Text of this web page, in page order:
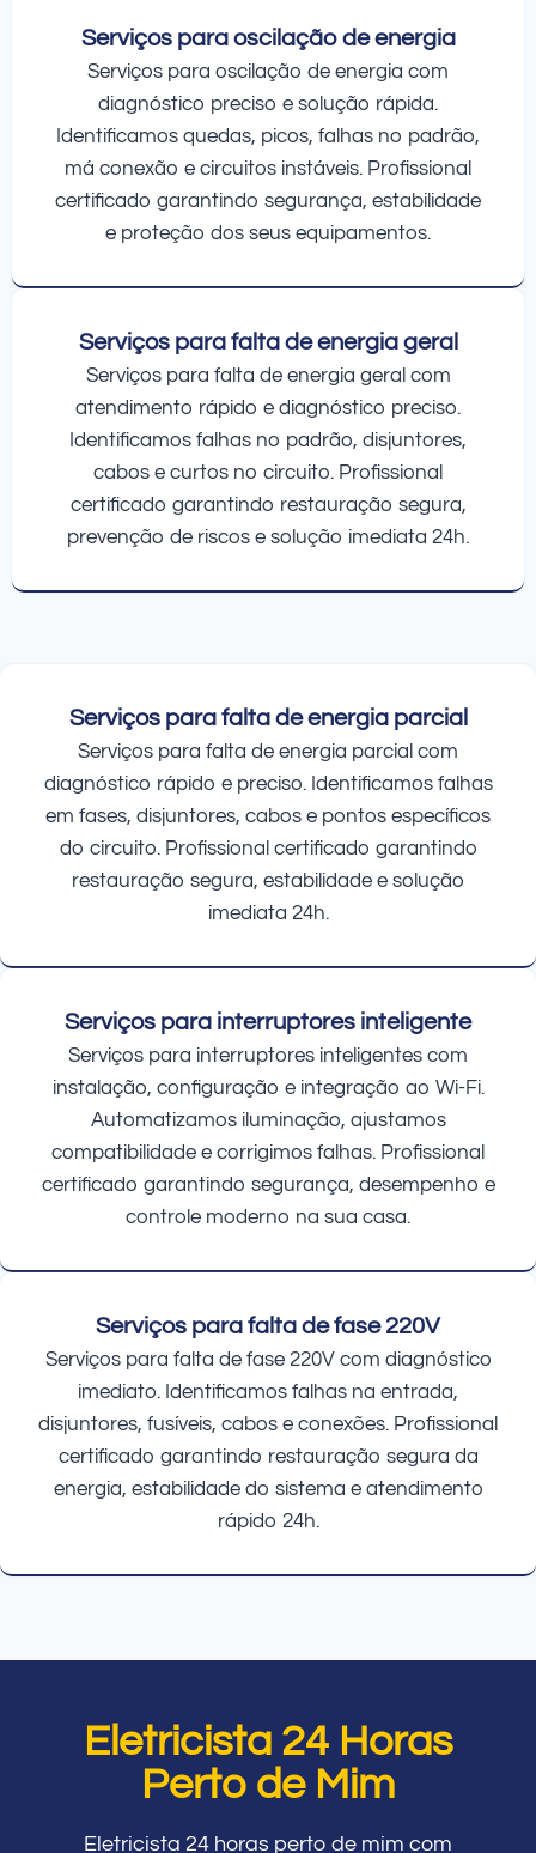
Serviços para oscilação de energia
Serviços para oscilação de energia com
diagnóstico preciso e solução rápida.
Identificamos quedas, picos, falhas no padrão,
má conexão e circuitos instáveis. Profissional
certificado garantindo segurança, estabilidade
e proteção dos seus equipamentos.
Serviços para falta de energia geral
Serviços para falta de energia geral com
atendimento rápido e diagnóstico preciso.
Identificamos falhas no padrão, disjuntores,
cabos e curtos no circuito. Profissional
certificado garantindo restauração segura,
prevenção de riscos e solução imediata 24h.
Serviços para falta de energia parcial
Serviços para falta de energia parcial com
diagnóstico rápido e preciso. Identificamos falhas
em fases, disjuntores, cabos e pontos específicos
do circuito. Profissional certificado garantindo
restauração segura, estabilidade e solução
imediata 24h.
Serviços para interruptores inteligente
Serviços para interruptores inteligentes com
instalação, configuração e integração ao Wi-Fi.
Automatizamos iluminação, ajustamos
compatibilidade e corrigimos falhas. Profissional
certificado garantindo segurança, desempenho e
controle moderno na sua casa.
Serviços para falta de fase 220V
Serviços para falta de fase 220V com diagnóstico
imediato. Identificamos falhas na entrada,
disjuntores, fusíveis, cabos e conexões. Profissional
certificado garantindo restauração segura da
energia, estabilidade do sistema e atendimento
rápido 24h.
Eletricista 24 Horas
Perto de Mim
Eletricista 24 horas perto de mim com